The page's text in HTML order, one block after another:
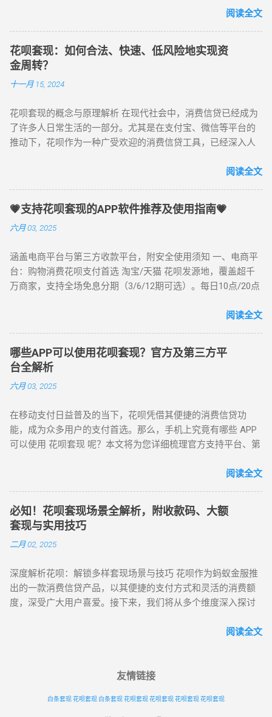
的解决方案。 5. 还款和管理 在使用花呗进行消费或提现后，及
时还款非常重要。支付宝会提供还款提醒和选项，使您能够按
时偿还花呗的欠款。...
来了诸多便利： 提供了短期的资金融通，方便消费者进行消
费。 有助于建立良好的信用记录。 总之，蚂蚁花呗在消费金融
市场中发挥着重要作用，为消费者提供了更多的支付选择和消
费便利。但在使用过程中，消费者也应理性消费，按时还款，
以维护良好的信用。 以上内容仅供参考，具体的开通和使用方
法可能会根据支付宝的更新而有所变化。在实际操作中，请以
呗的手续费率可能会根据用户的具体情况、交易类型以及支付
手续费可能会略高一些。商家需要向支付宝支付订单金额的 1%
作为手续费，即 10000 元要缴纳手续费 100 元
（10000*1%=100）。 还需注意的是，花呗的额度是根据用户
的消费、还款等行为综合评估授予的，具体额度会因人而异。
避免轻信他人。 以上内容仅供参考，具体的手续费金额以支付
宝的规定和实际交易为准。在使用花呗付款时，建议仔细阅读
相关的费用说明和注意事项，以确保对手续费有清晰的了解。
阅读全文
花呗套现：如何合法、快速、低风险地实现资
金周转？
十一月 15, 2024
花呗套现的概念与原理解析 在现代社会中，消费信贷已经成为
了许多人日常生活的一部分。尤其是在支付宝、微信等平台的
推动下，花呗作为一种广受欢迎的消费信贷工具，已经深入人
且用户的消费需求也在不断扩大。除了直接用于消费购物外，
概念。 一、什么是花呗套现？ “花呗套现”指的是通过一些特殊
的手段，将花呗账户中的消费额度转化为现金，进而用于个人
或企业的资金周转。实际上，花呗套现并不是花呗本身的功能
可以将花呗的额度变现成现金。 举个简单的例子，如果你有
1000元的花呗额度，而你急需用这1000元现金支付某项开销，
但商家或服务商并不接受花呗支付。这时，你可以通过一些套
支付。 二、花呗套现的基本原理 花呗本质上是一种信用支付工
具，和信用卡类似。它并不需要用户提前充值，而是由支付宝
根据用户的信用记录、消费习惯和还款能力提供一定的额度，
用户可以在规定时间内分期偿还。因此，花呗套现的基本原理
就是将花呗的额度变成现金，这其中涉及到的关键环节就是找
出可操作的第三方服务平台。 通过这些平台，用户可以将花呗
供一种虚拟商品购买模式，通过购买虚拟商品后再申请退款，
退款金额就能够转回到用户的支付宝账户。用户可在账户中获
得现金，然后完成相应的还款操作。 三、花呗套现的常见方法
风险。下面列举了几种常见的套现方法： 第三方套现平台 这类
平台通常是通过将用户的花呗额度转化为实际现金的方式来实
现套现。一般来说，用户需要向平台支付一定的手续费，平台
则通过特定的支付方式将花呗额度变现成现金。这类平台的运
尤其是对个人信用的潜在影响。 虚拟商品交易 虚拟商品交易套
现方法通常是用户通过在线购买虚拟商品（如游戏点卡、充值
卡等）后，通过退款或者转卖的方式，将虚拟商品兑换为现
金。这种方式看似无害，但实际上可能涉及一些灰色地带，存
在欺诈和被封号的风险。 线下商家合作套现 一些线下商家会与
阅读全文
💗支持花呗套现的APP软件推荐及使用指南💗
六月 03, 2025
涵盖电商平台与第三方收款平台，附安全使用须知 一、电商平
台：购物消费花呗支付首选 淘宝/天猫 花呗发源地，覆盖超千
万商家，支持全场免息分期（3/6/12期可选）。每日10点/20点
锁隐藏福利。 推荐场景：日常囤货、节日大促、数码家电采购
息）。618/双11期间叠加“白条+花呗”双重优惠，家电以旧换新
可享额外补贴。 推荐搜索：“京东花呗分期618优惠” 唯品会 品
牌特卖专场，美妆服饰低至1折起，支持花呗3期分期0手续费。
每周三“美妆日”叠加花呗满减，搜索“唯品会花呗美妆折扣”享折
电数码分期首选，支持花呗6期免息（单笔满3000元），以旧换
新最高抵2000元。线下门店同步支持扫码支付，30分钟急速达
服务覆盖100+城市。 推荐搜索：“苏宁易购花呗家电分期” 二、
阅读全文
哪些APP可以使用花呗套现？官方及第三方平
台全解析
六月 03, 2025
在移动支付日益普及的当下，花呗凭借其便捷的消费信贷功
能，成为众多用户的支付首选。那么，手机上究竟有哪些 APP
可以使用 花呗套现 呢？本文将为您详细梳理官方支持平台、第
付宝（蚂蚁金服） 支付宝作为花呗的官方应用，是使用花呗的
础消费操作，还可方便地进行账单查询，及时了解消费明细。
同时，支付宝提供的还款提醒功能，能有效避免因遗忘还款而
产生逾期。无论是线上购物，还是线下实体店消费，打开支付
宝，选择花呗支付，即可轻松完成交易。 二、第三方合作平台
淘宝和天猫深度支持花呗支付。用户在购物时，不仅可以使用
花呗完成支付，还能享受花呗分期服务，将大额消费拆分为多
期还款，缓解资金压力。 京东 ：虽然京东有自己的金融支付体
者的支付选择。 美团 / 大众点评 ：覆盖餐饮、外卖、旅游等众
捷。 滴滴出行 ：在使用滴滴打车时，用户可以选择花呗支付打
阅读全文
必知！花呗套现场景全解析，附收款码、大额
套现与实用技巧
二月 02, 2025
深度解析花呗：解锁多样套现场景与技巧 花呗作为蚂蚁金服推
出的一款消费信贷产品，以其便捷的支付方式和灵活的消费额
度，深受广大用户喜爱。接下来，我们将从多个维度深入探讨
套现场景大揭秘 （一）线上丰富平台任选 花呗在网络购物领域
台，部分商家也接入了花呗支付。以京东为例，在部分第三方
的身影。此外，在充值缴费类平台，诸如手机话费充值、水电
阅读全文
友情链接
白条套现花呗套现 白条套现花呗套现花呗套现花呗套现花呗套现